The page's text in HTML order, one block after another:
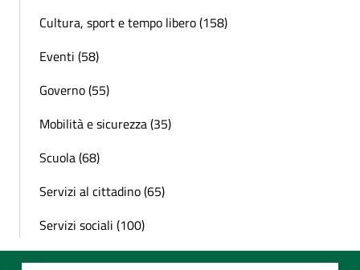
Cultura, sport e tempo libero (158)
Eventi (58)
Governo (55)
Mobilità e sicurezza (35)
Scuola (68)
Servizi al cittadino (65)
Servizi sociali (100)